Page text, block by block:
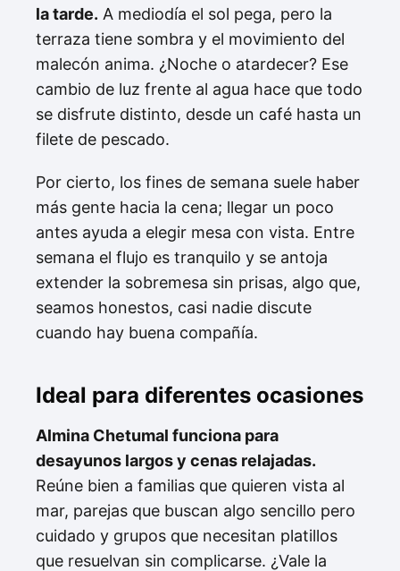
la tarde. A mediodía el sol pega, pero la
terraza tiene sombra y el movimiento del
malecón anima. ¿Noche o atardecer? Ese
cambio de luz frente al agua hace que todo
se disfrute distinto, desde un café hasta un
filete de pescado.
Por cierto, los fines de semana suele haber
más gente hacia la cena; llegar un poco
antes ayuda a elegir mesa con vista. Entre
semana el flujo es tranquilo y se antoja
extender la sobremesa sin prisas, algo que,
seamos honestos, casi nadie discute
cuando hay buena compañía.
Ideal para diferentes ocasiones
Almina Chetumal funciona para
desayunos largos y cenas relajadas.
Reúne bien a familias que quieren vista al
mar, parejas que buscan algo sencillo pero
cuidado y grupos que necesitan platillos
que resuelvan sin complicarse. ¿Vale la